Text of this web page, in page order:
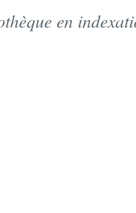
en